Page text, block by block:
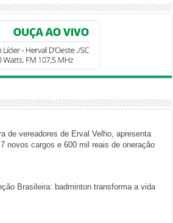
de vereadores de Erval Velho, apresenta
novos cargos e 600 mil reais de oneração
Brasileira: badminton transforma a vida